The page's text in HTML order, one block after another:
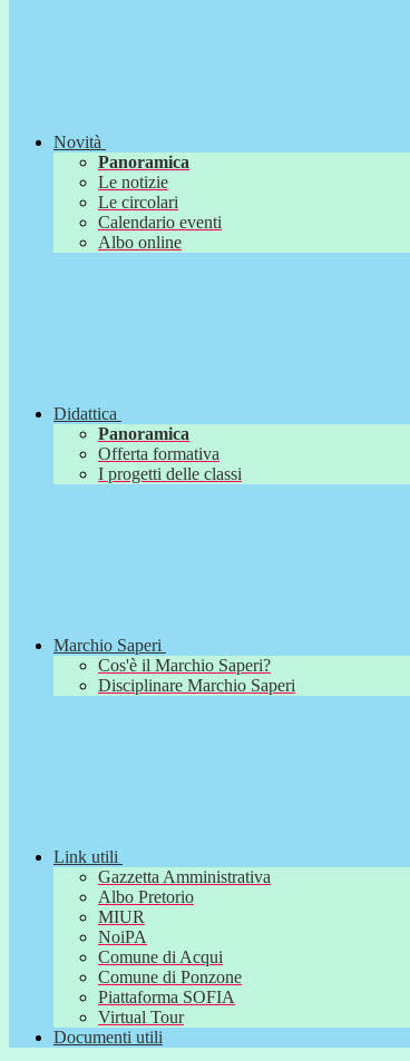
Novità
Panoramica
Le notizie
Le circolari
Calendario eventi
Albo online
Didattica
Panoramica
Offerta formativa
I progetti delle classi
Marchio Saperi
Cos'è il Marchio Saperi?
Disciplinare Marchio Saperi
Link utili
Gazzetta Amministrativa
Albo Pretorio
MIUR
NoiPA
Comune di Acqui
Comune di Ponzone
Piattaforma SOFIA
Virtual Tour
Documenti utili